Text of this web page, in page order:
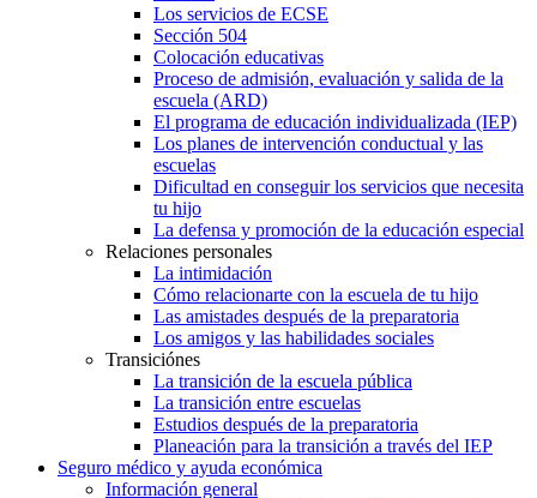
Los servicios de ECSE
Sección 504
Colocación educativas
Proceso de admisión, evaluación y salida de la
escuela (ARD)
El programa de educación individualizada (IEP)
Los planes de intervención conductual y las
escuelas
Dificultad en conseguir los servicios que necesita
tu hijo
La defensa y promoción de la educación especial
Relaciones personales
La intimidación
Cómo relacionarte con la escuela de tu hijo
Las amistades después de la preparatoria
Los amigos y las habilidades sociales
Transiciónes
La transición de la escuela pública
La transición entre escuelas
Estudios después de la preparatoria
Planeación para la transición a través del IEP
Seguro médico y ayuda económica
Información general